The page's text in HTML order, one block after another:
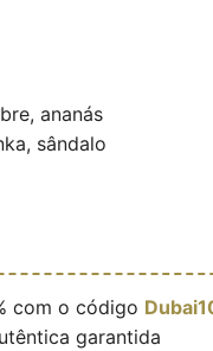
ananás
sândalo
com o código
garantida